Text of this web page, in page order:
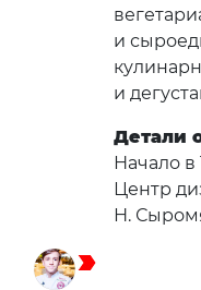
и
и
Детали
Начало в
Центр
Н.